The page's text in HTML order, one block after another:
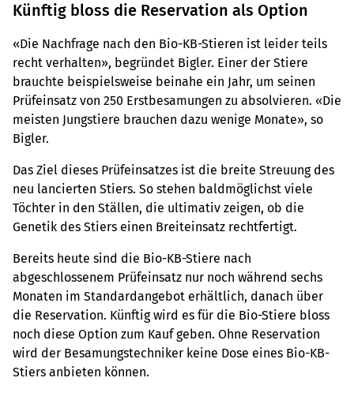
Künftig bloss die Reservation als Option
«Die Nachfrage nach den Bio-KB-Stieren ist leider teils
recht verhalten», begründet Bigler. Einer der Stiere
brauchte beispielsweise beinahe ein Jahr, um seinen
Prüfeinsatz von 250 Erstbesamungen zu absolvieren. «Die
meisten Jungstiere brauchen dazu wenige Monate», so
Bigler.
Das Ziel dieses Prüfeinsatzes ist die breite Streuung des
neu lancierten Stiers. So stehen baldmöglichst viele
Töchter in den Ställen, die ultimativ zeigen, ob die
Genetik des Stiers einen Breiteinsatz rechtfertigt.
Bereits heute sind die Bio-KB-Stiere nach
abgeschlossenem Prüfeinsatz nur noch während sechs
Monaten im Standardangebot erhältlich, danach über
die Reservation. Künftig wird es für die Bio-Stiere bloss
noch diese Option zum Kauf geben. Ohne Reservation
wird der Besamungstechniker keine Dose eines Bio-KB-
Stiers anbieten können.